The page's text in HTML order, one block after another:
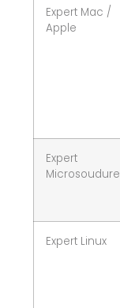
Expert Mac /
Apple
Expert
Microsoudure
Expert Linux